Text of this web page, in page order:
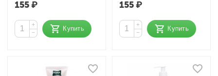
155₽
+
−
Купить
155₽
+
−
Купить